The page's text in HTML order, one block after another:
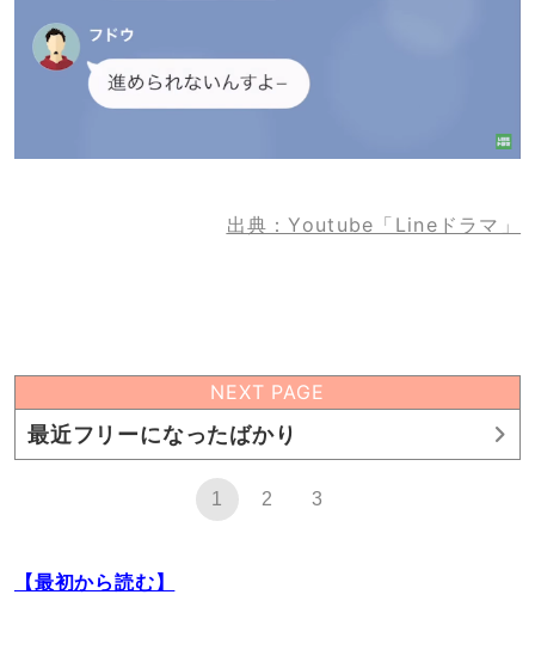
出典：Youtube「Lineドラマ」
NEXT PAGE
最近フリーになったばかり
1 2 3
【最初から読む】